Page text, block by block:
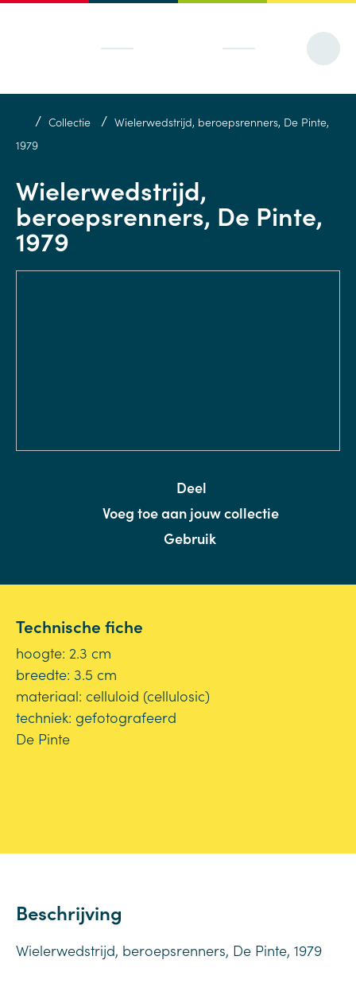
/ Collectie / Wielerwedstrijd, beroepsrenners, De Pinte,
1979
Wielerwedstrijd,
beroepsrenners, De Pinte,
1979
Deel
Voeg toe aan jouw collectie
Gebruik
Beschrijving
Wielerwedstrijd, beroepsrenners, De Pinte, 1979
Technische fiche
hoogte: 2.3 cm
breedte: 3.5 cm
materiaal: celluloid (cellulosic)
techniek: gefotografeerd
De Pinte